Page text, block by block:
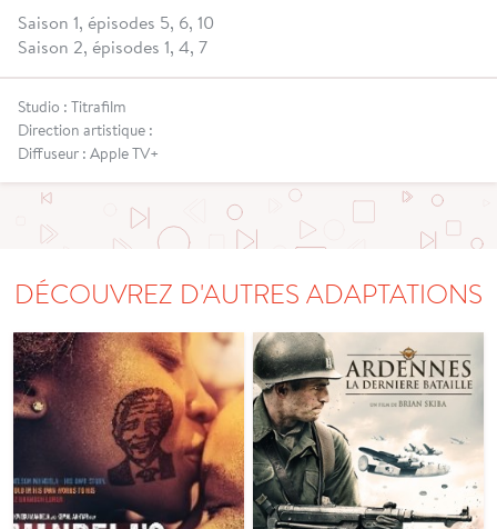
Saison 1, épisodes 5, 6, 10
Saison 2, épisodes 1, 4, 7
Studio : Titrafilm
Direction artistique :
Diffuseur : Apple TV+
DÉCOUVREZ D'AUTRES ADAPTATIONS